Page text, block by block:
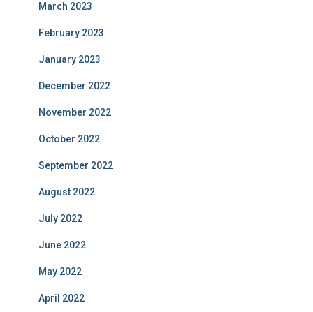
March 2023
February 2023
January 2023
December 2022
November 2022
October 2022
September 2022
August 2022
July 2022
June 2022
May 2022
April 2022